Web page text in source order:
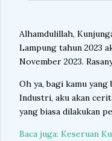
Alhamdulillah,
Lampung tahun 2023
November 2023.
Oh ya, bagi kamu
Industri, aku akan
yang biasa dilakukan
Baca juga: Keseruan